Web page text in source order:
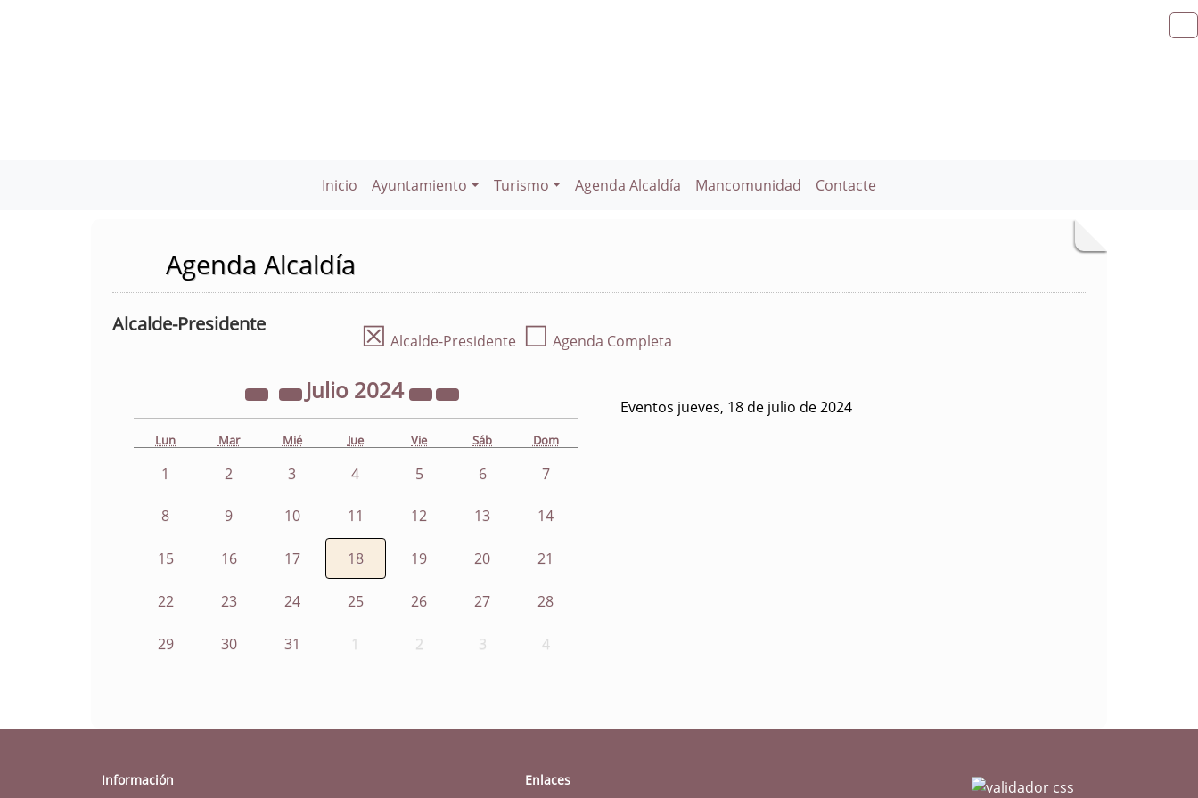
Inicio Ayuntamiento Turismo Agenda Alcaldía Mancomunidad Contacte
Agenda Alcaldía
Alcalde-Presidente ☒ Alcalde-Presidente ☐ Agenda Completa
Julio 2024
Lun Mar Mié Jue Vie Sáb Dom
1 2 3 4 5 6 7
8 9 10 11 12 13 14
15 16 17 18 19 20 21
22 23 24 25 26 27 28
29 30 31 1 2 3 4
Eventos jueves, 18 de julio de 2024
Información Enlaces